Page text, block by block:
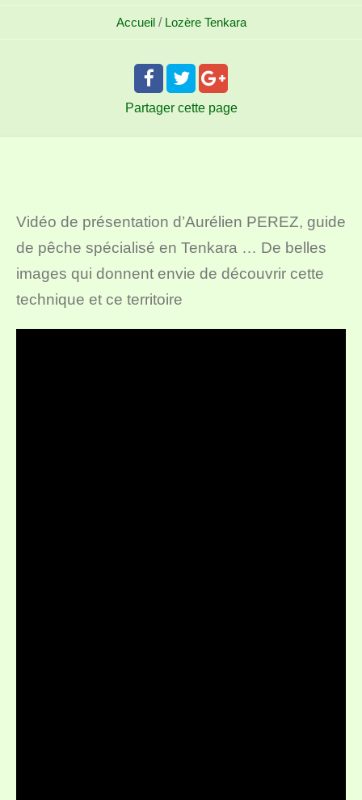
Accueil / Lozère Tenkara
Partager cette page
Vidéo de présentation d’Aurélien PEREZ, guide
de pêche spécialisé en Tenkara … De belles
images qui donnent envie de découvrir cette
technique et ce territoire